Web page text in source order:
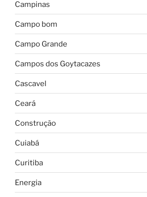
Campinas
Campo bom
Campo Grande
Campos dos Goytacazes
Cascavel
Ceará
Construção
Cuiabá
Curitiba
Energia